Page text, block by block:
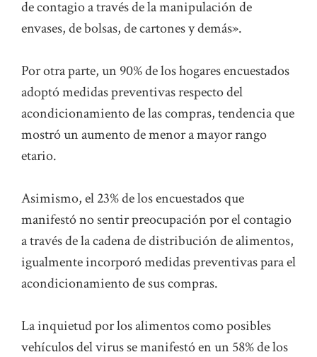
de contagio a través de la manipulación de
envases, de bolsas, de cartones y demás».
Por otra parte, un 90% de los hogares encuestados
adoptó medidas preventivas respecto del
acondicionamiento de las compras, tendencia que
mostró un aumento de menor a mayor rango
etario.
Asimismo, el 23% de los encuestados que
manifestó no sentir preocupación por el contagio
a través de la cadena de distribución de alimentos,
igualmente incorporó medidas preventivas para el
acondicionamiento de sus compras.
La inquietud por los alimentos como posibles
vehículos del virus se manifestó en un 58% de los